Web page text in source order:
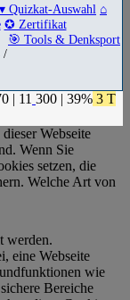
▾ Quizkat-Auswahl ⌂
✪ Zertifikat
🎯 Tools & Denksport
/
| 11 300 | 39% 3 T
Webseite
Wenn Sie
setzen, die
Welche Art von
werden.
eine Webseite
wie
Bereiche